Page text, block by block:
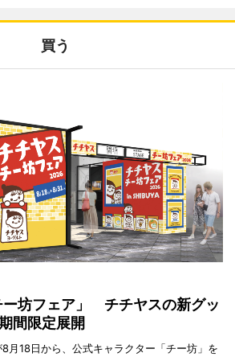
買う
ー坊フェア」 チチヤスの新グッ
間限定展開
月18日から、公式キャラクター「チー坊」を